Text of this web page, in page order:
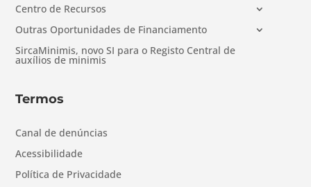
Centro de Recursos
Outras Oportunidades de Financiamento
SircaMinimis, novo SI para o Registo Central de
auxílios de minimis
Termos
Canal de denúncias
Acessibilidade
Política de Privacidade